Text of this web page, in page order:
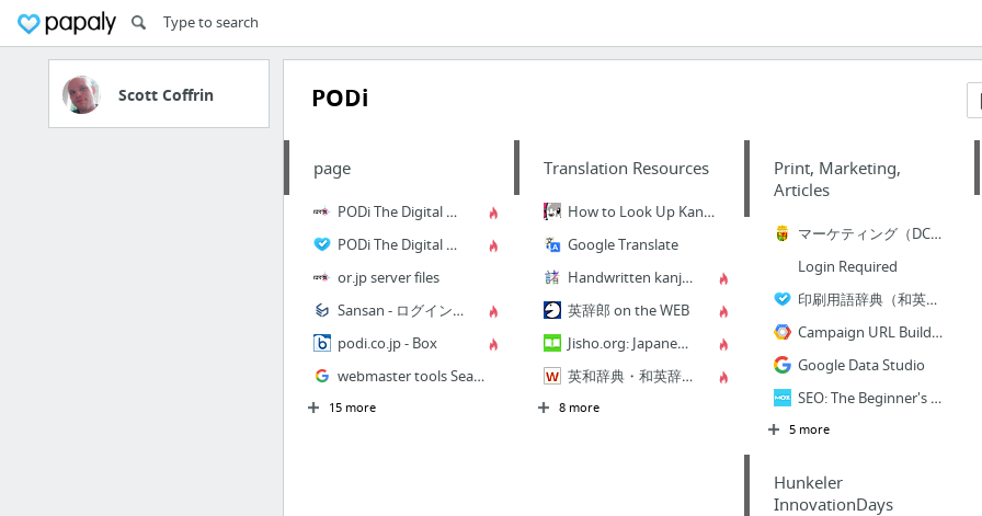
Scott Coffrin PODi
page
PODi The Digital Printing Initiative ‹ ログイン
PODi The Digital Printing Initiative ‹ ログイン
or.jp server files
Sansan - ログインページ
podi.co.jp - Box
webmaster tools Search Console
15 more
Translation Resources
How to Look Up Kanji You Don't Know
Google Translate
Handwritten kanji search at sljfaq.org
英辞郎 on the WEB
Jisho.org: Japanese Dictionary
英和辞典・和英辞典 - Weblio辞書
8 more
Print, Marketing,
Articles
マーケティング（DCFM）勉強会 - 実務者研修 | 日本プリンティングアカデミー(JPA)
Login Required
印刷用語辞典（和英訳）
Campaign URL Builder — Google Analytics Demos & Tools
Google Data Studio
SEO: The Beginner's Guide to Search Engine Optimization - Moz
5 more
Hunkeler
InnovationDays